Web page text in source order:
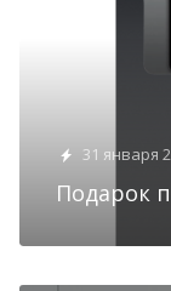
31 января
Подарок